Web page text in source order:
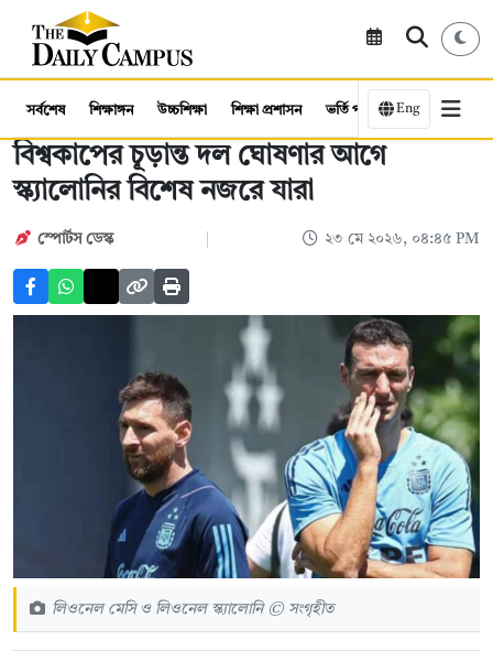
সর্বশেষ শিক্ষাঙ্গন উচ্চশিক্ষা শিক্ষা প্রশাসন ভর্তি পরীক্ষা কর্মসংস্থান
Eng
বিশ্বকাপের চূড়ান্ত দল ঘোষণার আগে
স্ক্যালোনির বিশেষ নজরে যারা
স্পোর্টস ডেস্ক ২৩ মে ২০২৬, ০৪:৪৫ PM
লিওনেল মেসি ও লিওনেল স্ক্যালোনি © সংগৃহীত